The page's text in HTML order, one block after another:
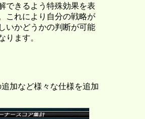
できるよう特殊効果を表
これにより自分の戦略が
いかどうかの判断が可能
ります。
加など様々な仕様を追加